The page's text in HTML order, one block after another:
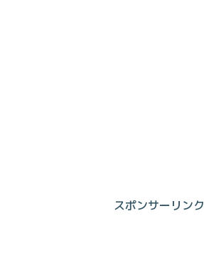
スポンサーリンク